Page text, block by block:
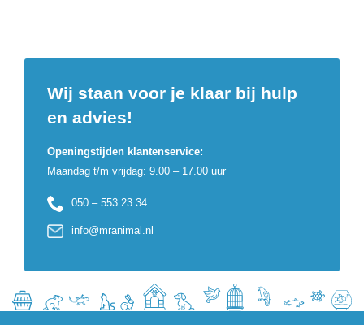
Wij staan voor je klaar bij hulp
en advies!
Openingstijden klantenservice:
Maandag t/m vrijdag: 9.00 – 17.00 uur
050 – 553 23 34
info@mranimal.nl